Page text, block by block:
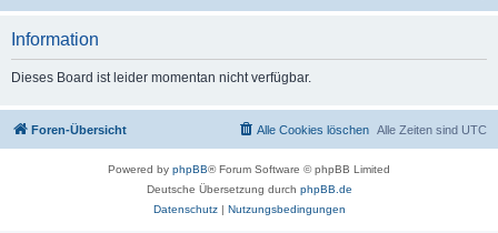
Information
Dieses Board ist leider momentan nicht verfügbar.
Foren-Übersicht Alle Zeiten sind UTC
Alle Cookies löschen
Powered by phpBB® Forum Software © phpBB Limited
Deutsche Übersetzung durch phpBB.de
Datenschutz| Nutzungsbedingungen